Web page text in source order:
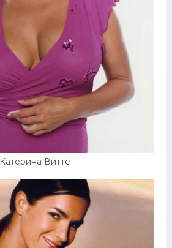
Катерина Витте